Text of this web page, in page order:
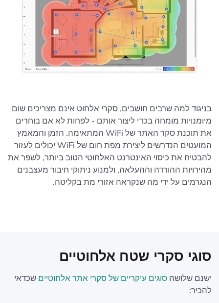
בניגוד למה שרבים חושבים, סקרי אלחוט אינם מצריכים שום
מיומנויות מומחה בכדי ליצור אותם - לפחות לא אם בוחרים
את תוכנת סקר האתר של WiFi המתאימה. הזמן והמאמץ
המועטים הנדרשים ליצירת מפת חום של WiFi יכולים לעזור
להבטיח את כיסוי האינטרנט האלחוטי הטוב ביותר, לשפר את
מהירויות ההורדה וההעלאה, ולמנוע ניתוקי חיבור מעצבנים
הנגרמים על ידי מה שנקראה אזורי מת בקליטה.
סוגי סקרי שטח אלחוטיים
ישנם שלושה סוגים עיקריים של סקרי אתר אלחוטיים שכדאי
להכיר: